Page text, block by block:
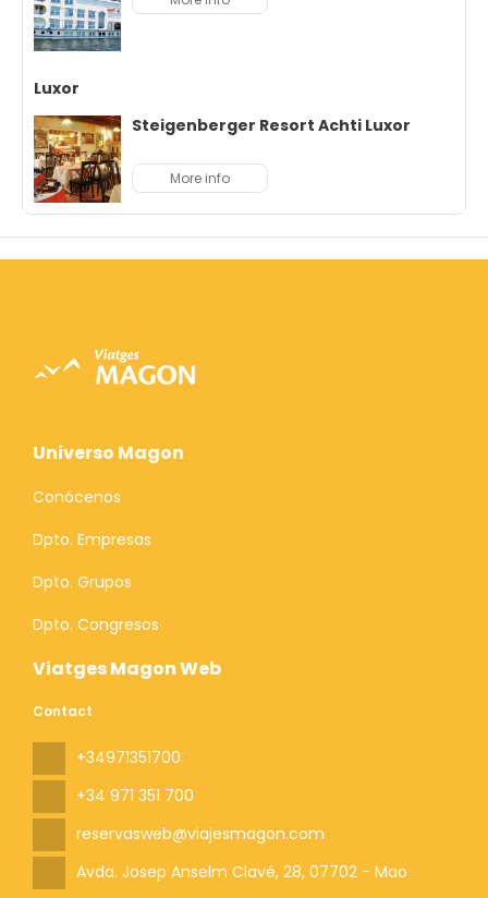
Luxor
Steigenberger Resort Achti Luxor
More info
Viatges Magon Web
Contact
+34971351700
+34 971 351 700
reservasweb@viajesmagon.com
Avda. Josep Anselm Clavé, 28, 07702 - Mao
Universo Magon
Conócenos
Dpto. Empresas
Dpto. Grupos
Dpto. Congresos